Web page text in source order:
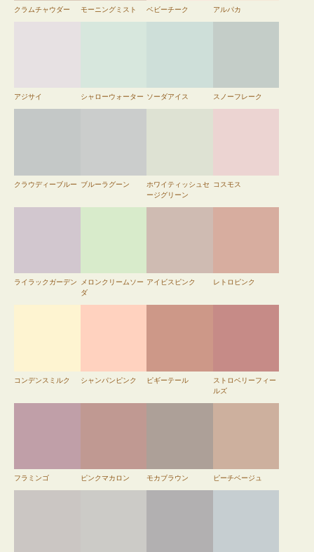
クラムチャウダー モーニングミスト ベビーチーク アルパカ
アジサイ シャローウォーター ソーダアイス スノーフレーク
クラウディーブルー ブルーラグーン
ホワイティッシュセ
ージグリーン
コスモス
ライラックガーデン
メロンクリームソー
ダ
アイビスピンク レトロピンク
コンデンスミルク シャンパンピンク ピギーテール
ストロベリーフィー
ルズ
フラミンゴ ピンクマカロン モカブラウン ピーチベージュ